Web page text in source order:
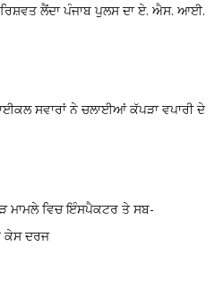
ਰਿਸ਼ਵਤ ਲੈਂਦਾ ਪੰਜਾਬ ਪੁਲਸ ਦਾ ਏ. ਐਸ. ਆਈ.
ਸਵਾਰਾਂ ਨੇ ਚਲਾਈਆਂ ਕੱਪੜਾ ਵਪਾਰੀ ਦੇ
ਮਾਮਲੇ ਵਿਚ ਇੰਸਪੈਕਟਰ ਤੇ ਸਬ-
ਕੇਸ ਦਰਜ